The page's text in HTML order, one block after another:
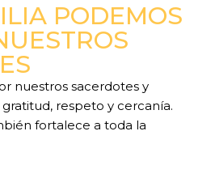
PODEMOS
nuestros sacerdotes y
respeto y cercanía.
fortalece a toda la